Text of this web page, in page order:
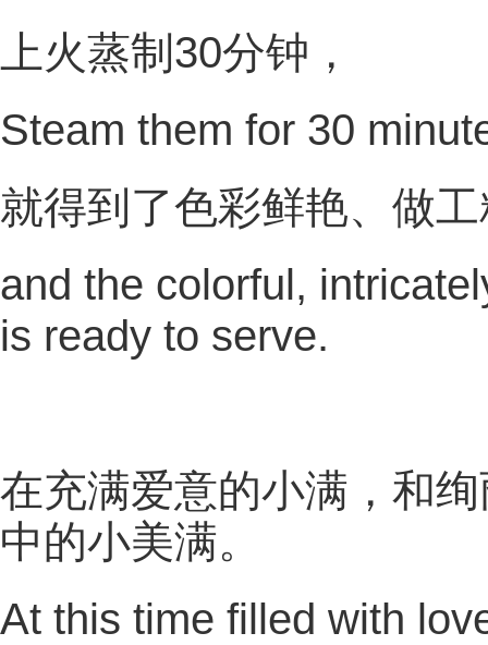
上火蒸制30分钟，
Steam them for 30
就得到了色彩鲜艳、做
and the colorful,
is ready to serve.
在充满爱意的小满，和
中的小美满。
At this time filled with